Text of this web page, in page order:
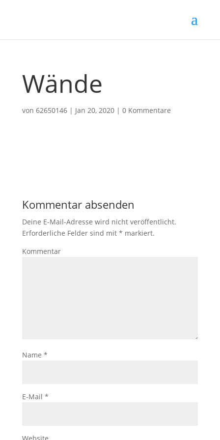
Wände
von 62650146| Jan 20, 2020| 0 Kommentare
Kommentar absenden
Deine E-Mail-Adresse wird nicht veröffentlicht.
Erforderliche Felder sind mit * markiert.
Kommentar
Name *
E-Mail *